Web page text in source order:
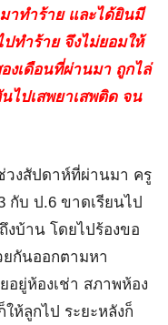
าทำร้าย และได้ยินมี
ทำร้าย จึงไม่ยอมให้
งเดือนที่ผ่านมา ถูกไล่
ไปเสพยาเสพติด จน
วงสัปดาห์ที่ผ่านมา ครู
กับ ป.6 ขาดเรียนไป
บ้าน โดยไปร้องขอ
กันออกตามหา
อยู่ห้องเช่า สภาพห้อง
ห้ลูกไป ระยะหลังก็